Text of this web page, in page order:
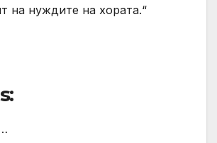
на нуждите на хората.“